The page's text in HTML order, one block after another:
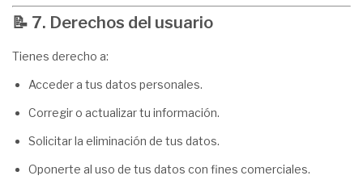
📝 7. Derechos del usuario
Tienes derecho a:
Acceder a tus datos personales.
Corregir o actualizar tu información.
Solicitar la eliminación de tus datos.
Oponerte al uso de tus datos con fines comerciales.